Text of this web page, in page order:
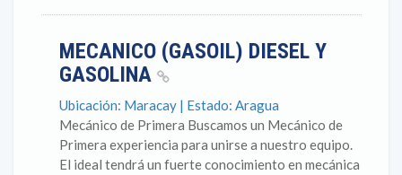
MECANICO (GASOIL) DIESEL Y
GASOLINA
Ubicación: Maracay | Estado: Aragua
Mecánico de Primera Buscamos un Mecánico de
Primera experiencia para unirse a nuestro equipo.
El ideal tendrá un fuerte conocimiento en mecánica